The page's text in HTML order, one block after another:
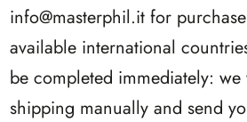
info@masterphil.it for
available international
be completed immediately:
shipping manually and send